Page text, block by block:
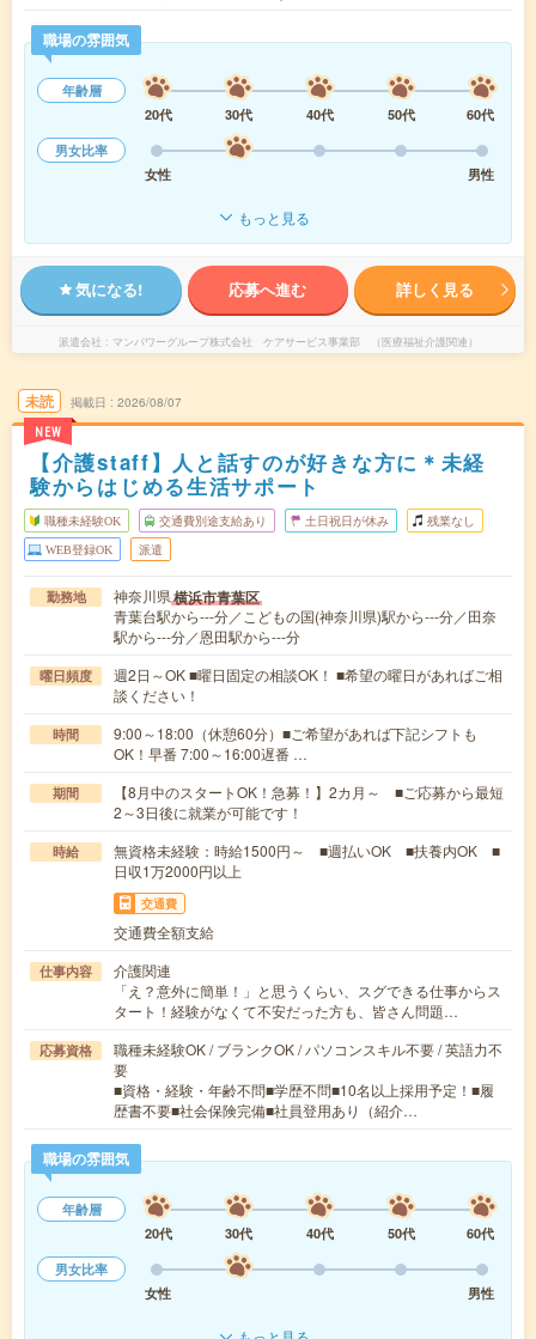
職場の雰囲気
年齢層
20代
30代 40代 50代
60代
男女比率
女性
男性
もっと見る
気になる! 応募へ進む 詳しく見る
派遣会社 マンパワーグループ株式会社 ケアサービス事業部 （医療福祉介護関連）
未読
NEW
掲載日 2026/08/07
【介護staff】人と話すのが好きな方に＊未経
験からはじめる生活サポート
職種未経験OK 交通費別途支給あり 土日祝日が休み 残業なし
WEB登録OK 派遣
勤務地 神奈川県横浜市青葉区
青葉台駅から---分／こどもの国(神奈川県)駅から---分／田奈
駅から---分／恩田駅から---分
曜日頻度
週2日～OK ■曜日固定の相談OK！ ■希望の曜日があればご相
談ください！
時間
9:00～18:00（休憩60分）■ご希望があれば下記シフトも
OK！早番 7:00～16:00遅番 …
期間
【8月中のスタートOK！急募！】2カ月～ ■ご応募から最短
2～3日後に就業が可能です！
時給
無資格未経験：時給1500円～ ■週払いOK ■扶養内OK ■
日収1万2000円以上
交通費
交通費全額支給
仕事内容
介護関連
「え？意外に簡単！」と思うくらい、スグできる仕事からス
タート！経験がなくて不安だった方も、皆さん問題…
応募資格
職種未経験OK / ブランクOK / パソコンスキル不要 / 英語力不
要
■資格・経験・年齢不問■学歴不問■10名以上採用予定！■履
歴書不要■社会保険完備■社員登用あり（紹介…
職場の雰囲気
年齢層
20代
30代 40代 50代
60代
男女比率
女性
男性